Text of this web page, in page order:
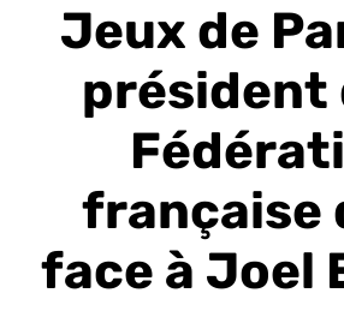
Jeux de
président
française
face à Joel